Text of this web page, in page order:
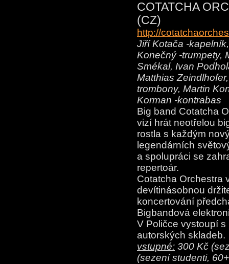
COTATCHA
(CZ)
http://
Jiří Kotača -
Konečný -trumpety,
Smékal, Ivan
Matthias
trombony, Martin
Korman -kontrabas
Big band Cotatcha
vizí hrát neotřelou
rostla s každým
legendárních
a spolupráci se
repertoár.
Cotatcha Orchestra
devítinásobnou
koncertování
Bigbandová
V Poličce vystoupí
autorských skladeb.
vstupné: 300 Kč
(sezení studenti,